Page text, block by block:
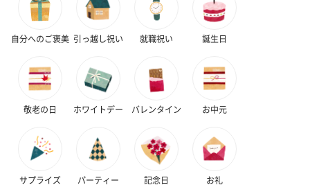
自分へのご褒美 引っ越し祝い 就職祝い 誕生日
敬老の日 ホワイトデー バレンタイン お中元
サプライズ パーティー 記念日 お礼